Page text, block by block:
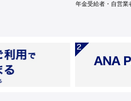
年金受給者・自営業